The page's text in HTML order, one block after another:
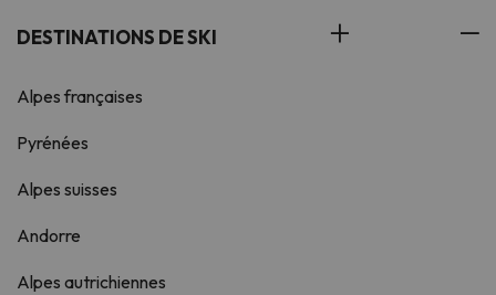
DESTINATIONS DE SKI
Alpes françaises
Pyrénées
Alpes suisses
Andorre
Alpes autrichiennes